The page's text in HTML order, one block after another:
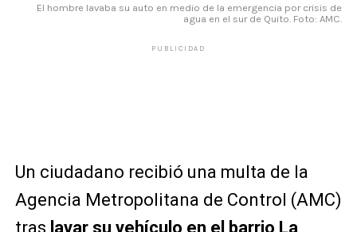
El hombre lavaba su auto en medio de la emergencia por crisis de
agua en el sur de Quito. Foto: AMC.
PUBLICIDAD
Un ciudadano recibió una multa de la
Agencia Metropolitana de Control (AMC)
tras lavar su vehículo en el barrio La